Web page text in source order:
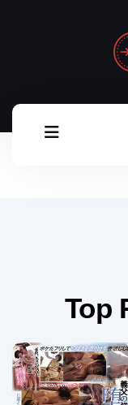
Top